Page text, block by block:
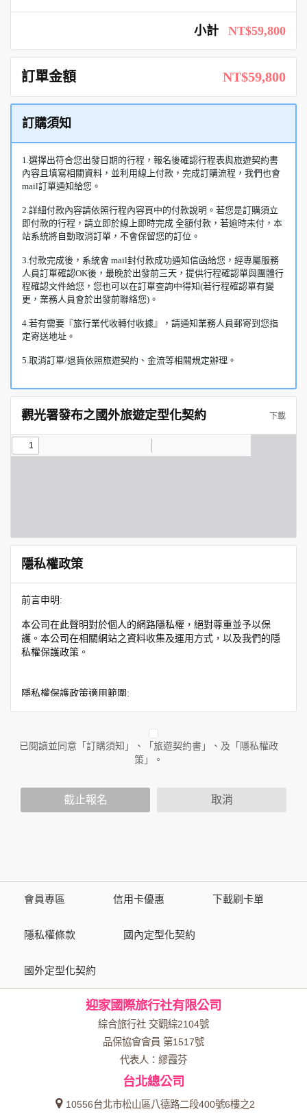
小計 NT$59,800
訂單金額 NT$59,800
訂購須知
1.選擇出符合您出發日期的行程，報名後確認行程表與旅遊契約書
內容且填寫相關資料，並利用線上付款，完成訂購流程，我們也會
mail訂單通知給您。
2.詳細付款內容請依照行程內容頁中的付款說明。若您是訂購須立
即付款的行程，請立即於線上即時完成 全額付款，若逾時未付，本
站系統將自動取消訂單，不會保留您的訂位。
3.付款完成後，系統會 mail封付款成功通知信函給您，經專屬服務
人員訂單確認OK後，最晚於出發前三天，提供行程確認單與團體行
程確認文件給您，您也可以在訂單查詢中得知(若行程確認單有變
更，業務人員會於出發前聯絡您)。
4.若有需要『旅行業代收轉付收據』，請通知業務人員郵寄到您指
定寄送地址。
5.取消訂單/退貨依照旅遊契約、金流等相關規定辦理。
觀光署發布之國外旅遊定型化契約 下載
隱私權政策
前言申明:
本公司在此聲明對於個人的網路隱私權，絕對尊重並予以保
護。本公司在相關網站之資料收集及運用方式，以及我們的隱
私權保護政策。
隱私權保護政策適用範圍:
務時收集到的身份識別資料，也包括本公司如何處理在商業合
作與本公司合作時分享的任何身份識別資料。隱私權保護政策
不適用於本公司以外的公司或網站群，與非本站所僱用或管理
放連結的廠商也可能蒐集您個人的資料。對於您主動提供的個
人資訊，這些廣告廠商或連結網站有其個別的隱私權保護政
策，其資料處理措施不適用於本公司隱私權保護政策。
資料的蒐集與使用方式:
為了在本網站提供您最佳的互動性服務，可能會請您提供相關
本網站在您使用服務信箱、問卷調查等互動性功能時，會保留
於一般瀏覽時，伺服器會自行記錄相關行徑，包括您使用連線
設備的 IP 位址、使用時間、使用的瀏覽器、瀏覽及點選資料記
錄等，做為我們增進網站服務的參考依據，此記錄為內部應
用，決不對外公布。
為提供精確的服務，我們會將收集的問卷調查內容進行統計與
分析，分析結果之統計數據或說明文字呈現，除供內部研究
外，我們會視需要公佈統計數據及說明文字，但不涉及特定個
已閱讀並同意「訂購須知」、「旅遊契約書」、及「隱私權政
策」。
截止報名 取消
會員專區 信用卡優惠 下載刷卡單
隱私權條款 國內定型化契約
國外定型化契約
迎家國際旅行社有限公司
綜合旅行社 交觀綜2104號
品保協會會員 第1517號
代表人：繆霞芬
台北總公司
10556台北市松山區八德路二段400號6樓之2